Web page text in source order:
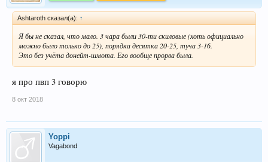
Ashtaroth сказал(а): ↑
Я бы не сказал, что мало. 3 чара были 30-ти скиловые (хоть официально
можно было только до 25), порядка десятка 20-25, туча 3-16.
Это без учёта донейт-шмота. Его вообще прорва была.
я про пвп 3 говорю
8 окт 2018
Yoppi
Vagabond